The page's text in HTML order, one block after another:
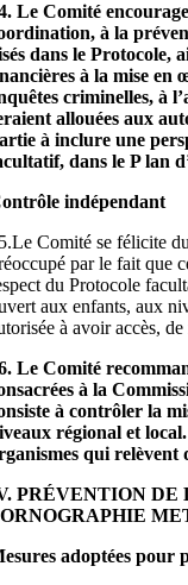
Le Comité
à la
dans le Protocole,
à la mise en
criminelles, à
allouées aux
à inclure une
dans le P lan
indépendant
Comité se félicite
par le fait que
du Protocole
aux enfants, aux
à avoir accès,
Le Comité
à la
à contrôler la
régional et
qui relèvent
PRÉVENTION DE
adoptées pour